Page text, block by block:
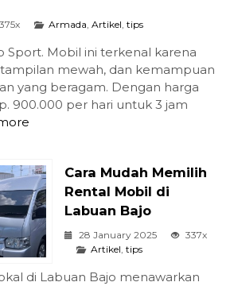
375x Armada, Artikel, tips
Sport. Mobil ini terkenal karena
mewah, dan kemampuan
yang beragam. Dengan harga
900.000 per hari untuk 3 jam
Cara Mudah Memilih
Rental Mobil di
Labuan Bajo
28 January 2025
337x
Artikel, tips
di Labuan Bajo menawarkan